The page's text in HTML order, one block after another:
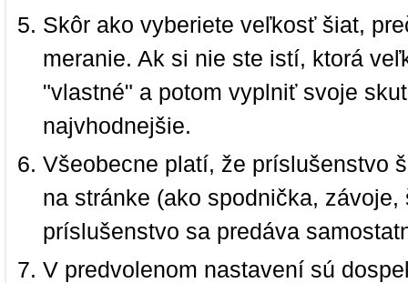
Skôr ako vyberiete veľkosť šiat,
meranie. Ak si nie ste istí, ktorá
"vlastné" a potom vyplniť svoje
najvhodnejšie.
Všeobecne platí, že príslušenstvo
na stránke (ako spodnička,
príslušenstvo sa predáva
V predvolenom nastavení sú